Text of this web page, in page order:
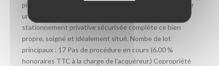
pied et le Busway se situe à 400 m, arrêt Mauvoisin, pour
une vie pratique et agréable. Une place de
stationnement privative sécurisée complète ce bien
propre, soigné et idéalement situé. Nombe de lot
principaux : 17 Pas de procédure en cours (6.00 %
honoraires TTC à la charge de l'acquéreur.) Copropriété